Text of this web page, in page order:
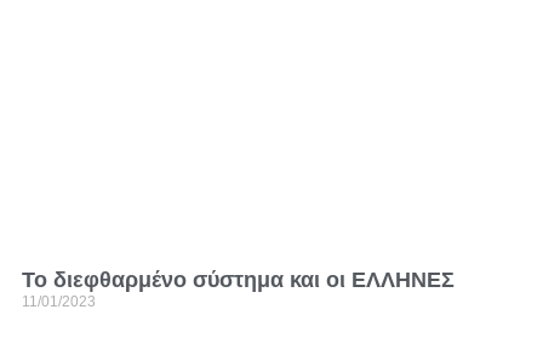
Το διεφθαρμένο σύστημα και οι ΕΛΛΗΝΕΣ
11/01/2023